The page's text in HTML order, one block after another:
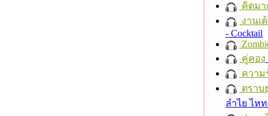
คิดมา
งานเ
- Cocktail
คู่คอง
ความ
ตราบ
ลำไย ไห